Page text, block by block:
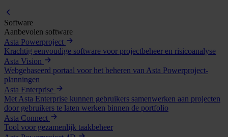
Software
Aanbevolen software
Asta Powerproject
Krachtig eenvoudige software voor projectbeheer en risicoanalyse
Asta Vision
Webgebaseerd portaal voor het beheren van Asta Powerproject-
planningen
Asta Enterprise
Met Asta Enterprise kunnen gebruikers samenwerken aan projecten
door gebruikers te laten werken binnen de portfolio
Asta Connect
Tool voor gezamenlijk taakbeheer